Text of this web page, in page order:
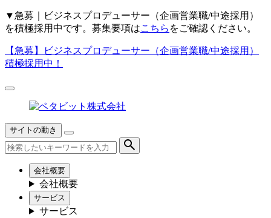
▼ 急募｜ビジネスプロデューサー（企画営業職/中途採用）
を積極採用中です。募集要項はこちら をご確認ください。
【急募】
ビジネスプロデューサー（企画営業職/中途採用）
積極採用中！
サイトの動き
会社概要
会社概要
サービス
サービス